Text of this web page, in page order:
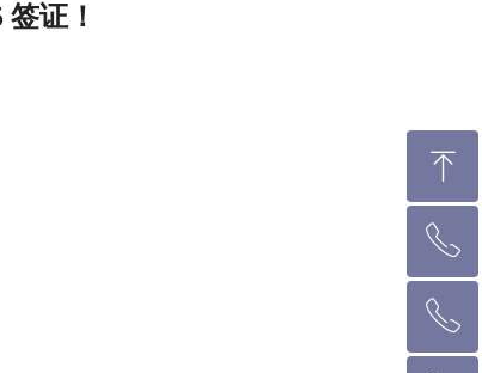
证！
ꁸ
回到顶部
ꂅ
墨尔本热线 1300 039 646
ꂅ